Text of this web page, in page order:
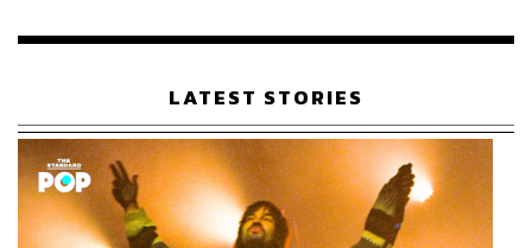
who.int/docs/default-source/coronaviruse/who-china-
TAGS: องค์การอนามัยโลก (WHO)
เชื้อไวรัสโคโรนา
Airborne
เรือนไทยที่ถูกซุกไว้
LATEST STORIES